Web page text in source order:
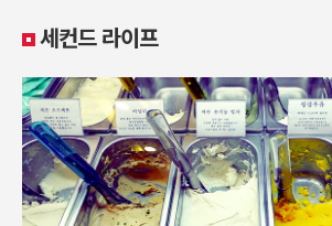
세컨드 라이프